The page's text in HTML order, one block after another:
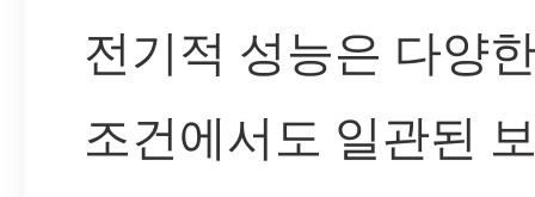
전기적 성능은 다양
조건에서도 일관된